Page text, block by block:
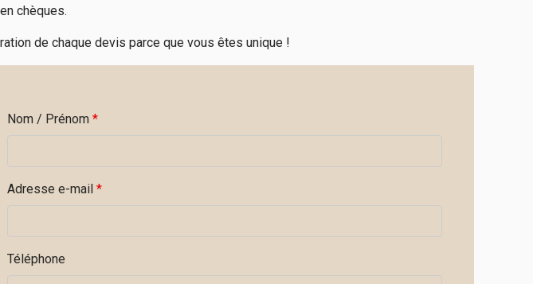
chèques.
de chaque devis parce que vous êtes unique !
Nom / Prénom *
Adresse e-mail *
Téléphone